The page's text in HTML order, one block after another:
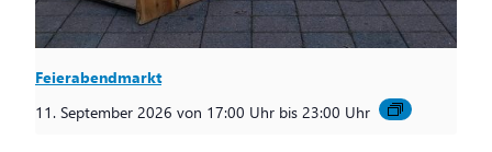
Feierabendmarkt
11. September 2026 von 17:00 Uhr bis 23:00 Uhr